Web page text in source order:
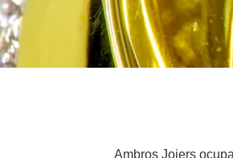
Ambros Joiers